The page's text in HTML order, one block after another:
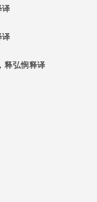
译
译
释弘悯释译